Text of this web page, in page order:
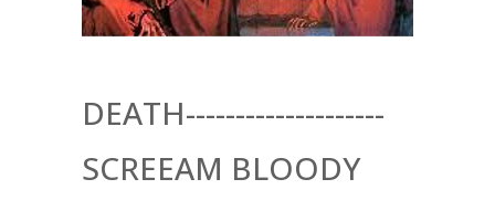
DEATH--------------------
SCREEAM BLOODY